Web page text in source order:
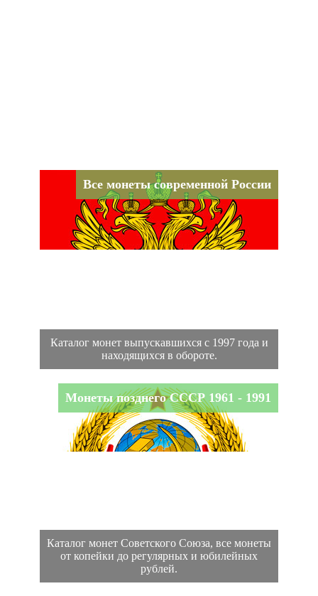
Все монеты современной России
Каталог монет выпускавшихся с 1997 года и
находящихся в обороте.
Монеты позднего СССР 1961 - 1991
Каталог монет Советского Союза, все монеты
от копейки до регулярных и юбилейных
рублей.